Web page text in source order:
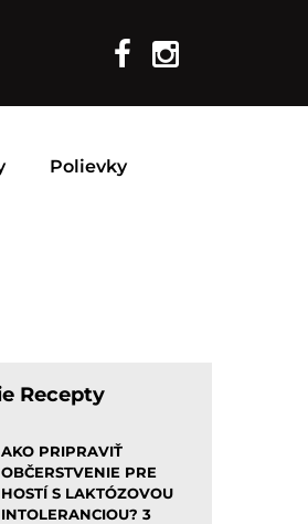
Polievky
Recepty
AKO PRIPRAVIŤ
OBČERSTVENIE PRE
HOSTÍ S LAKTÓZOVOU
INTOLERANCIOU? 3